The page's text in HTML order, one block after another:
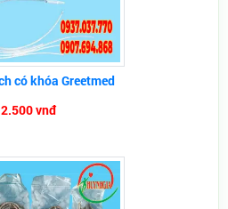
có khóa Greetmed
2.500 vnđ